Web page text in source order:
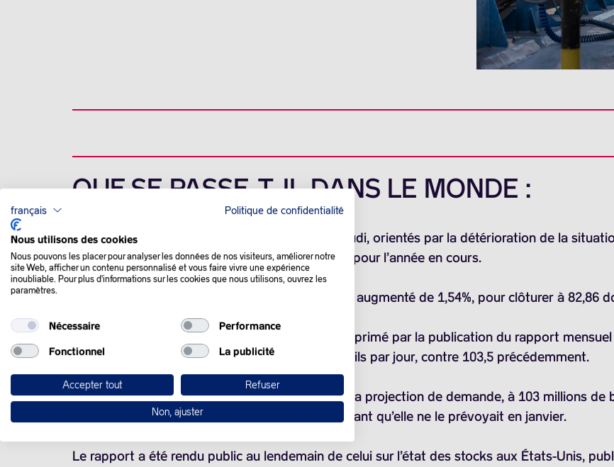
QUE SE PASSE-T-IL DANS LE MONDE :
Les cours du pétrole ont repris de la hauteur, jeudi, orientés par la détérioration de la
marché de mauvaises nouvelles de la demande pour l’année en cours.
Le prix du baril de Brent pour livraison en avril a augmenté de 1,54%, pour clôturer à 82,86
La séance avait mal commencé pour l’or noir, déprimé par la publication du rapport
de production pour 2024, à103,8 millions de barils par jour, contre 103,5 précédemment.
Dans le même temps, l’agence n’a pas modifié sa projection de demande, à 103 millions de
déséquilibre avec l’offre devrait être plus important qu’elle ne le prévoyait en janvier.
Le rapport a été rendu public au lendemain de celui sur l’état des stocks aux États-Unis,
français Politique de confidentialité
Nous utilisons des cookies
Nous pouvons les placer pour analyser les données de nos visiteurs, améliorer notre
site Web, afficher un contenu personnalisé et vous faire vivre une expérience
inoubliable. Pour plus d'informations sur les cookies que nous utilisons, ouvrez les
paramètres.
Nécessaire Performance
Fonctionnel La publicité
Accepter tout Refuser
Non, ajuster